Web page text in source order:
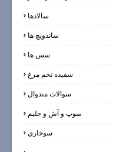
سالادها
ساندویچ ها
سس ها
سفيده تخم مرغ
سوالات متدوال
سوپ و آش و حليم
سوخاري